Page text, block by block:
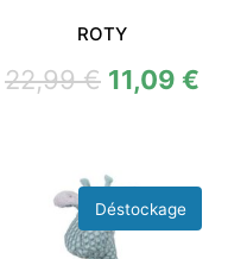
ROTY
22,99€ 11,09 €